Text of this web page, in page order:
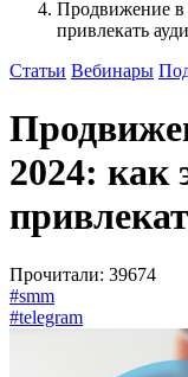
Продвижение в
привлекать
Статьи Вебинары
2024: как
Прочитали: 39674
#smm
#telegram